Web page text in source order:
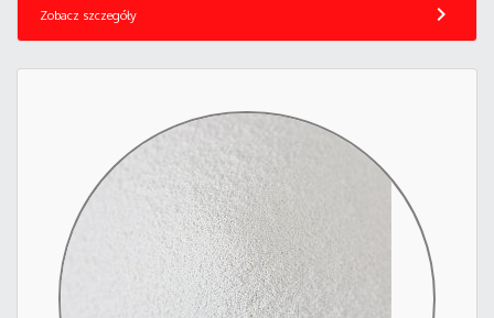
Zobacz szczegóły chevron_right